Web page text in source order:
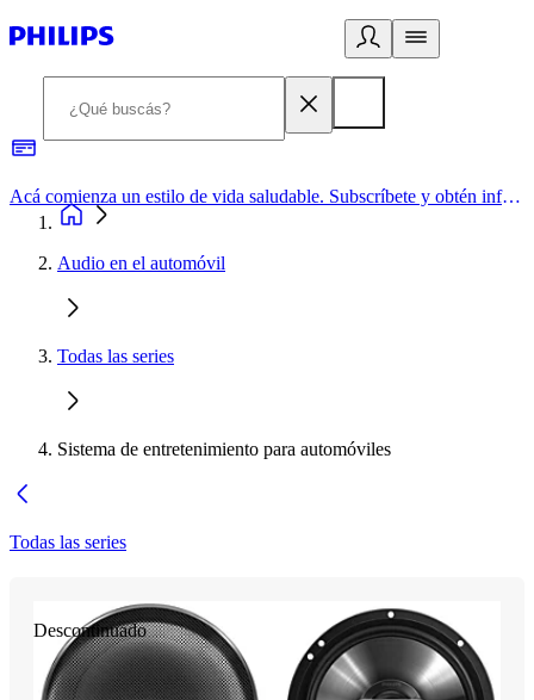
Acá comienza un estilo de vida saludable. Subscríbete y obtén información de primera mano
Audio en el automóvil
Todas las series
Sistema de entretenimiento para automóviles
Todas las series
Descontinuado